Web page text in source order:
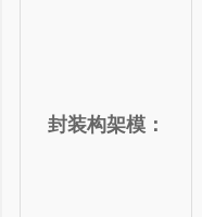
封装构架模：